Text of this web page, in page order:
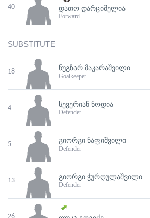
40 ᲓᲐᲗᲝ ᲓᲐᲠᲪᲘᲛᲔᲚᲘᲐ
Forward
SUBSTITUTE
18 ᲜᲣᲒᲖᲐᲠ ᲛᲐᲙᲐᲠᲐᲨᲕᲘᲚᲘ
Goalkeeper
4 ᲡᲔᲕᲔᲠᲘᲐᲜ ᲜᲝᲓᲘᲐ
Defender
5 ᲒᲘᲝᲠᲒᲘ ᲜᲐᲤᲘᲨᲕᲘᲚᲘ
Defender
13 ᲒᲘᲝᲠᲒᲘ ᲭᲣᲠᲦᲣᲚᲐᲨᲕᲘᲚᲘ
Defender